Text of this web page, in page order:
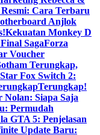
Cara Terbaru
Anjlok
Kekuatan Monkey D
SagaForza
Voucher
Terungkap,
Fox Switch 2:
Terungkap!
Nolan: Siapa Saja
Permudah
GTA 5: Penjelasan
Update Baru: